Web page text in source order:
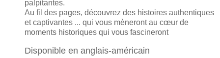
palpitantes.
Au fil des pages, découvrez des histoires authentiques
et captivantes ... qui vous mèneront au cœur de
moments historiques qui vous fascineront
Disponible en anglais-américain